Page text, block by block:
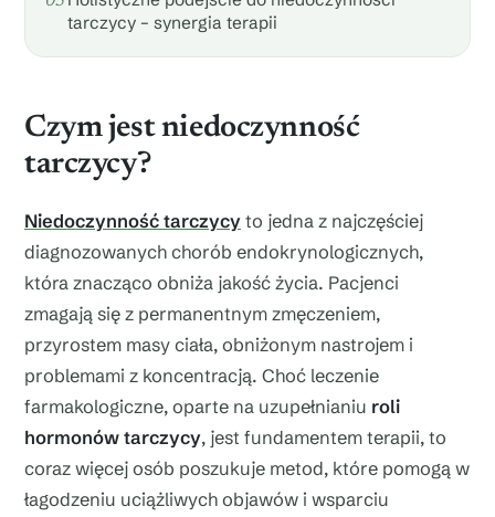
tarczycy – synergia terapii
Czym jest niedoczynność
tarczycy?
Niedoczynność tarczycy to jedna z najczęściej
diagnozowanych chorób endokrynologicznych,
która znacząco obniża jakość życia. Pacjenci
zmagają się z permanentnym zmęczeniem,
przyrostem masy ciała, obniżonym nastrojem i
problemami z koncentracją. Choć leczenie
farmakologiczne, oparte na uzupełnianiu roli
hormonów tarczycy, jest fundamentem terapii, to
coraz więcej osób poszukuje metod, które pomogą w
łagodzeniu uciążliwych objawów i wsparciu